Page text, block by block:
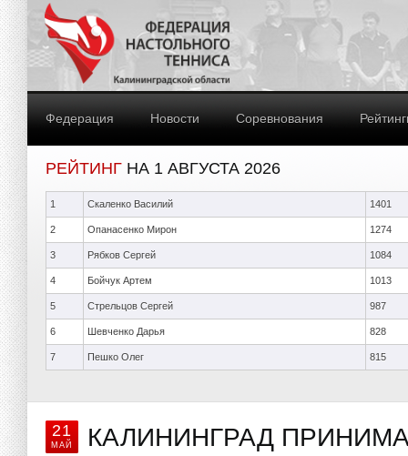
Федерация Новости Соревнования
РЕЙТИНГ НА 1 АВГУСТА 2026
1 Скаленко Василий 1401
2 Опанасенко Мирон 1274
3 Рябков Сергей 1084
4 Бойчук Артем 1013
5 Стрельцов Сергей 987
6 Шевченко Дарья 828
7 Пешко Олег 815
21
МАЙ
КАЛИНИНГРАД